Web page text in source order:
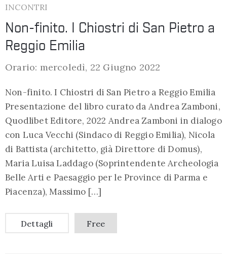
INCONTRI
Non-finito. I Chiostri di San Pietro a
Reggio Emilia
Orario: mercoledì, 22 Giugno 2022
Non-finito. I Chiostri di San Pietro a Reggio Emilia
Presentazione del libro curato da Andrea Zamboni,
Quodlibet Editore, 2022 Andrea Zamboni in dialogo
con Luca Vecchi (Sindaco di Reggio Emilia), Nicola
di Battista (architetto, già Direttore di Domus),
Maria Luisa Laddago (Soprintendente Archeologia
Belle Arti e Paesaggio per le Province di Parma e
Piacenza), Massimo […]
Dettagli Free